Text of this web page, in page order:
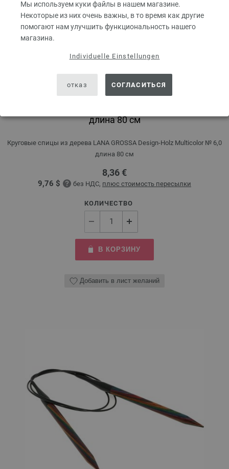
Мы используем куки файлы в нашем магазине.
Некоторые из них очень важны, в то время как другие
помогают нам улучшить функциональность нашего
магазина.
Individuelle Einstellungen
отказ СОГЛАСИТЬСЯ
длина 80 см
Круговые спицы из дерева LANA GROSSA Design-Holz Multicolor № 6,0
длина 80 см
8,36 €
9,76 $ без НДС, плюс стоимость пересылки
КОЛИЧЕСТВО
В КОРЗИНУ
Добавить в лист желаний